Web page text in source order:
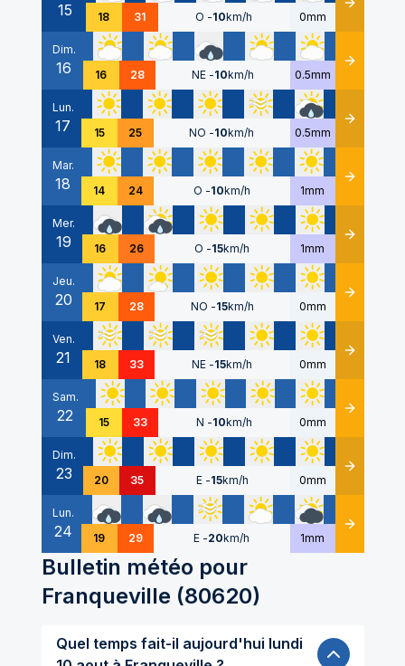
15 18 31 O -10km/h 0mm Détails
Dim.
16 16 28 NE -10km/h 0.5mm Détails
Lun.
17 15 25 NO -10km/h 0.5mm Détails
Mar.
18 14 24 O -10km/h 1mm Détails
Mer.
19 16 26 O -15km/h 1mm Détails
Jeu.
20 17 28 NO -15km/h 0mm Détails
Ven.
21 18 33 NE -15km/h 0mm Détails
Sam.
22 15 33 N -10km/h 0mm Détails
Dim.
23 20 35 E -15km/h 0mm Détails
Lun.
24 19 29 E -20km/h 1mm Détails
Bulletin météo pour
Franqueville (80620)
Quel temps fait-il aujourd'hui lundi